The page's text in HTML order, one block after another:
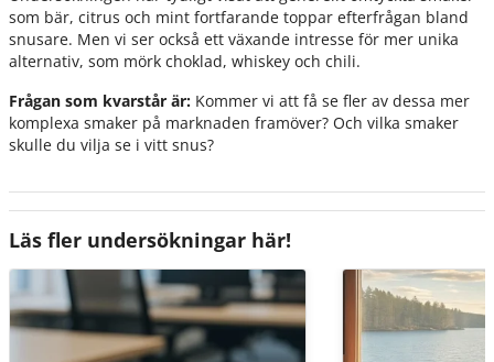
som bär, citrus och mint fortfarande toppar efterfrågan bland
snusare. Men vi ser också ett växande intresse för mer unika
alternativ, som mörk choklad, whiskey och chili.
Frågan som kvarstår är: Kommer vi att få se fler av dessa mer
komplexa smaker på marknaden framöver? Och vilka smaker
skulle du vilja se i vitt snus?
Läs fler undersökningar här!